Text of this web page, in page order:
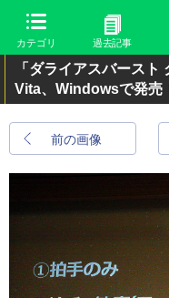
カテゴリ 過去記事
「ダライアスバース
Vita、Windowsで発売
前の画像